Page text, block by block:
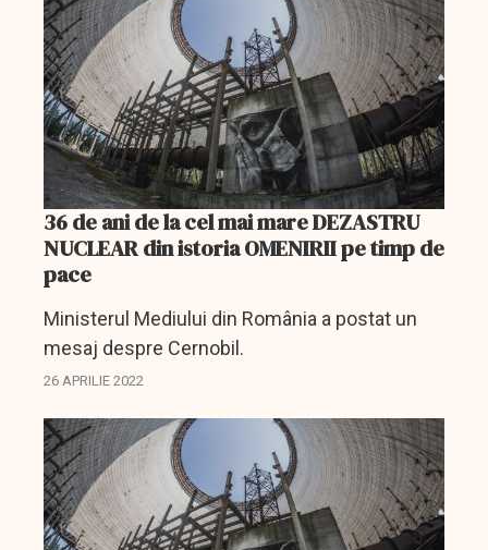
36 de ani de la cel mai mare DEZASTRU
NUCLEAR din istoria OMENIRII pe timp de
pace
Ministerul Mediului din România a postat un
mesaj despre Cernobil.
26 APRILIE 2022